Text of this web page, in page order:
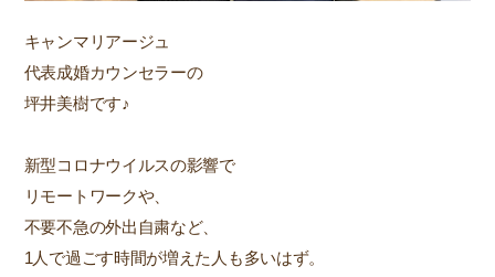
キャンマリアージュ
代表成婚カウンセラーの
坪井美樹です♪
新型コロナウイルスの影響で
リモートワークや、
不要不急の外出自粛など、
1人で過ごす時間が増えた人も多いはず。